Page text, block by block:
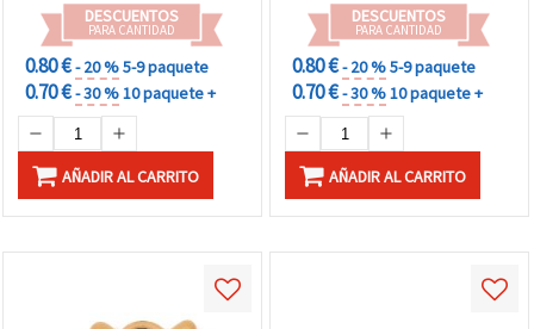
DESCUENTOS
PARA CANTIDAD
0.80 €- 20 %5-9 paquete
0.70 €- 30 %10 paquete +
AÑADIR AL CARRITO
DESCUENTOS
PARA CANTIDAD
0.80 €- 20 %5-9 paquete
0.70 €- 30 %10 paquete +
AÑADIR AL CARRITO